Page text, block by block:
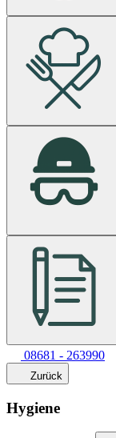
08681 - 263990
Zurück
Hygiene